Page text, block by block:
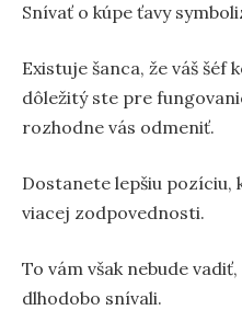
Snívať o kúpe ťavy
Existuje šanca, že váš šéf
dôležitý ste pre
rozhodne vás odmeniť.
Dostanete lepšiu pozíciu,
viacej zodpovednosti.
To vám však nebude
dlhodobo snívali.